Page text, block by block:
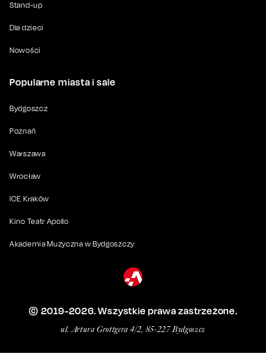
Stand-up
Dla dzieci
Nowości
Popularne miasta i sale
Bydgoszcz
Poznań
Warszawa
Wrocław
ICE Kraków
Kino Teatr Apollo
Akademia Muzyczna w Bydgoszczy
© 2019-2026. Wszystkie prawa zastrzeżone.
ul. Artura Grottgera 4/2, 85-227 Bydgoszcz